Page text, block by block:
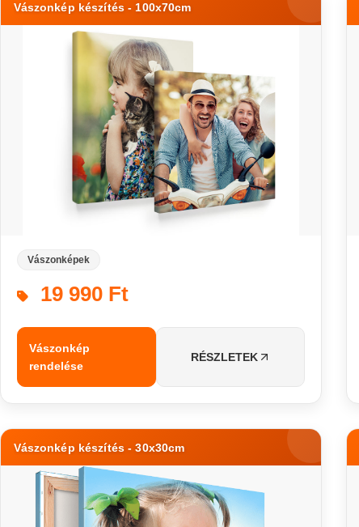
Vászonkép készítés - 100x70cm
Vászonképek
19 990 Ft
Vászonkép
rendelése
RÉSZLETEK
Vászonkép készítés - 30x30cm